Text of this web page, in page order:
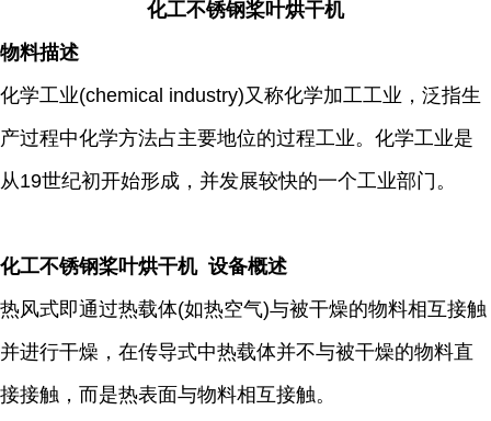
化工不锈钢桨叶烘干机
物料描述
化学工业(chemical industry)又称化学加工工业，泛指生
产过程中化学方法占主要地位的过程工业。化学工业是
从19世纪初开始形成，并发展较快的一个工业部门。
化工不锈钢桨叶烘干机 设备概述
热风式即通过热载体(如热空气)与被干燥的物料相互接触
并进行干燥，在传导式中热载体并不与被干燥的物料直
接接触，而是热表面与物料相互接触。